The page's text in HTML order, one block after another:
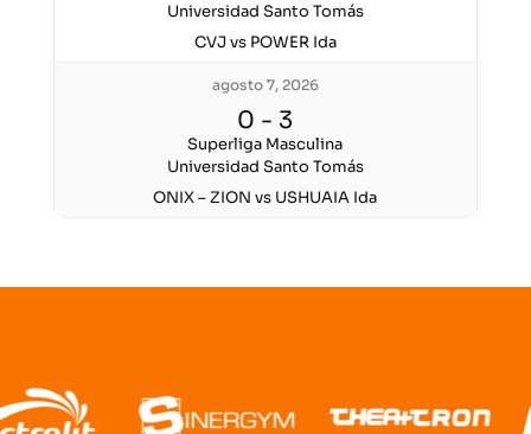
Universidad Santo Tomás
CVJ vs POWER Ida
agosto 7, 2026
0 - 3
Superliga Masculina
Universidad Santo Tomás
ONIX – ZION vs USHUAIA Ida